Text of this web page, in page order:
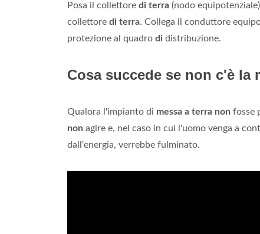
Posa il collettore di terra (nodo
collettore di terra. Collega il conduttore
protezione al quadro di distribuzione.
Cosa succede se non c'è la
Qualora l'impianto di messa a terra non fosse
non agire e, nel caso in cui l'uomo venga a
dall'energia, verrebbe fulminato.